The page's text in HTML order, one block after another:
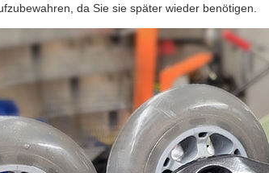
da Sie sie später wieder benötigen.